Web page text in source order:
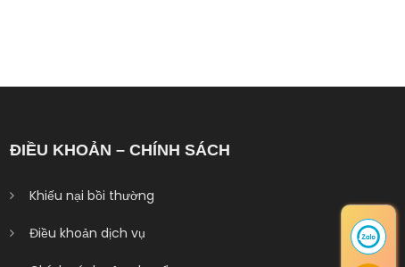
ĐIỀU KHOẢN – CHÍNH SÁCH
Khiếu nại bồi thường
Điều khoản dịch vụ